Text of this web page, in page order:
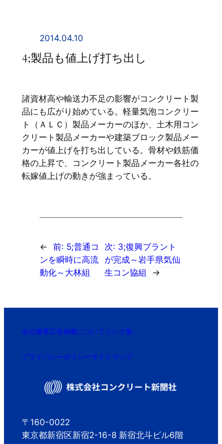
2014.04.10
4;製品も値上げ打ち出し
諸資材高や輸送力不足の影響がコンクリート製
品にも広がり始めている。軽量気泡コンクリー
ト（ＡＬＣ）製品メーカーのほか、土木用コン
クリート製品メーカーや建築ブロック製品メー
カーが値上げを打ち出している。骨材や鉄筋価
格の上昇で、コンクリート製品メーカー各社の
転嫁値上げの動きが強まっている。
← 前: 5;普通コ
ンを瞬時に高流
動化～大林組
次: 3;復興プラント
が完成～岩手県気仙
生コン協組
→
会社概要広告掲載について リンク集
プライバシーポリシーサイトマップ
〒160-0022
東京都新宿区新宿2-16-8 新宿北斗ビル6階